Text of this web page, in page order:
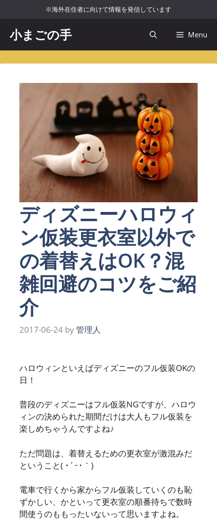
ツ
へ
※海外在住者に向けて情報を発信しています
小まごの手 Menu
ディズニーハロウィ
ン仮装更衣室以外で
の着替えはOK？混
雑回避のコツをご紹
介
2017-06-24 by管理人
ハロウィンといえばディズニーのフル仮装OKの
日！
普段のディズニーはフル仮装NGですが、ハロウ
ィンの決められた期間だけは大人もフル仮装を
楽しめちゃうんですよね♪
ただ問題は、着替えるための更衣室が激混みだ
ということ( ･´ｰ･｀)
電車で行くから家からフル仮装していくのも恥
ずかしい、かといって更衣室の順番待ちで数時
間使うのももったいないって思いますよね。